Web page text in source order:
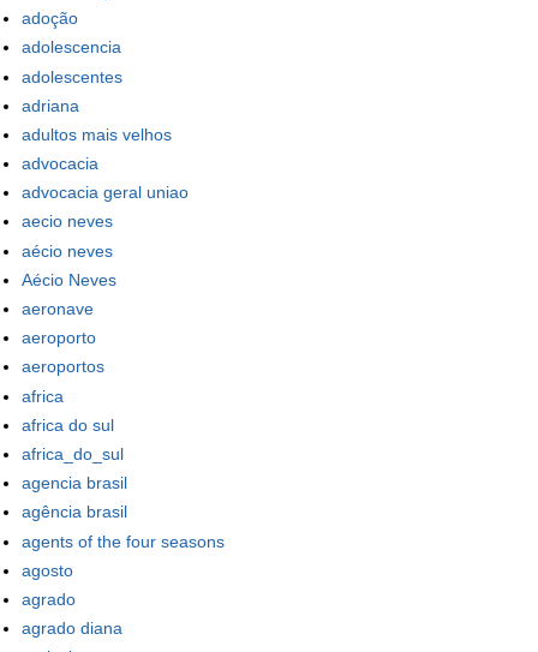
adoção
adolescencia
adolescentes
adriana
adultos mais velhos
advocacia
advocacia geral uniao
aecio neves
aécio neves
Aécio Neves
aeronave
aeroporto
aeroportos
africa
africa do sul
africa_do_sul
agencia brasil
agência brasil
agents of the four seasons
agosto
agrado
agrado diana